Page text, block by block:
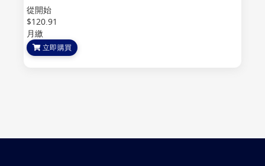
從開始
$120.91
月繳
立即購買